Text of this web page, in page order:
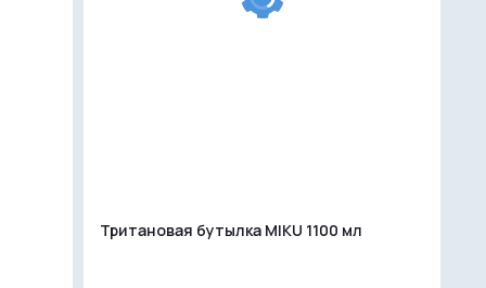
Тритановая бутылка MIKU 1100 мл